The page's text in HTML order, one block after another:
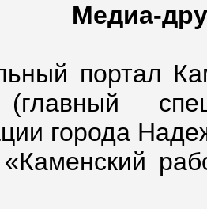
Медиа-
портал
города